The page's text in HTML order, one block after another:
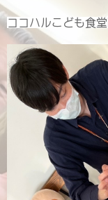
ココハルこども食